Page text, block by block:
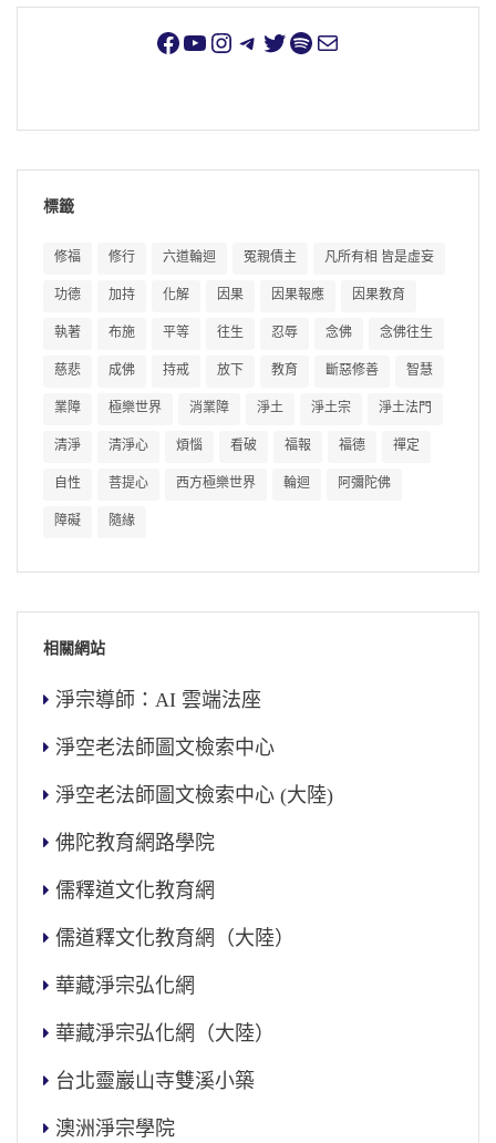
標籤
修福 修行 六道輪迴 冤親債主 凡所有相 皆是虛妄
功德 加持 化解 因果 因果報應 因果教育
執著 布施 平等 往生 忍辱 念佛 念佛往生
慈悲 成佛 持戒 放下 教育 斷惡修善 智慧
業障 極樂世界 消業障 淨土 淨土宗 淨土法門
清淨 清淨心 煩惱 看破 福報 福德 禪定
自性 菩提心 西方極樂世界 輪迴 阿彌陀佛
障礙 隨緣
相關網站
淨宗導師：AI 雲端法座
淨空老法師圖文檢索中心
淨空老法師圖文檢索中心 (大陸)
佛陀教育網路學院
儒釋道文化教育網
儒道釋文化教育網（大陸）
華藏淨宗弘化網
華藏淨宗弘化網（大陸）
台北靈巖山寺雙溪小築
澳洲淨宗學院